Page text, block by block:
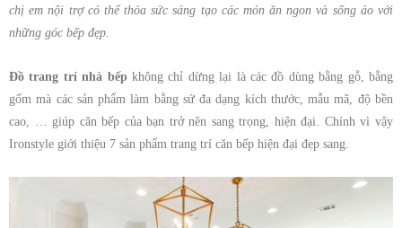
chị em nội trợ có thể thỏa sức sáng tạo các món ăn ngon và sống ảo với
những góc bếp đẹp.
Đồ trang trí nhà bếpkhông chỉ dừng lại là các đồ dùng bằng gỗ, bằng
gốm mà các sản phẩm làm bằng sứ đa dạng kích thước, mẫu mã, độ bền
cao, … giúp căn bếp của bạn trở nên sang trọng, hiện đại. Chính vì vậy
Ironstyle giới thiệu 7 sản phẩm trang trí căn bếp hiện đại đẹp sang.